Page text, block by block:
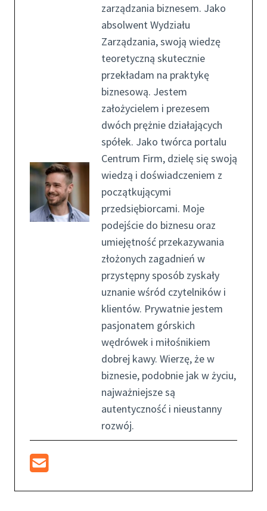
zarządzania biznesem. Jako
absolwent Wydziału
Zarządzania, swoją wiedzę
teoretyczną skutecznie
przekładam na praktykę
biznesową. Jestem
założycielem i prezesem
dwóch prężnie działających
spółek. Jako twórca portalu
Centrum Firm, dzielę się swoją
wiedzą i doświadczeniem z
początkującymi
przedsiębiorcami. Moje
podejście do biznesu oraz
umiejętność przekazywania
złożonych zagadnień w
przystępny sposób zyskały
uznanie wśród czytelników i
klientów. Prywatnie jestem
pasjonatem górskich
wędrówek i miłośnikiem
dobrej kawy. Wierzę, że w
biznesie, podobnie jak w życiu,
najważniejsze są
autentyczność i nieustanny
rozwój.